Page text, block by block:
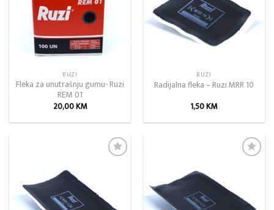
RUZI
Fleka za unutrašnju gumu- Ruzi
REM 01
20,00KM
RUZI
Radijalna fleka – Ruzi MRR 10
1,50KM